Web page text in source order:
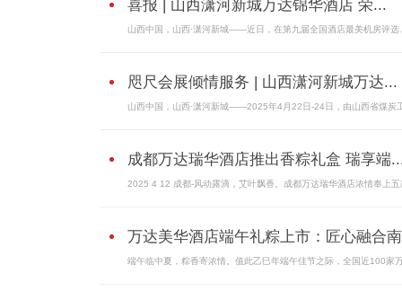
喜报 | 山西潇河新城万达锦华酒店 荣...
山西中国，山西·潇河新城——近日，在第九届全国酒店最美机房评选...
咫尺会展倾情服务 | 山西潇河新城万达...
山西中国，山西·潇河新城——2025年4月22日-24日，由山西省煤炭
成都万达瑞华酒店推出香粽礼盒 瑞享端
2025 4 12 成都-风动露滴，艾叶飘香。成都万达瑞华酒店浓情奉上五
万达美华酒店端午礼粽上市：匠心融合
端午临中夏，粽香寄浓情。值此乙巳年端午佳节之际，全国近100家